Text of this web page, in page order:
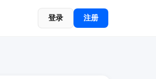
登录 注册